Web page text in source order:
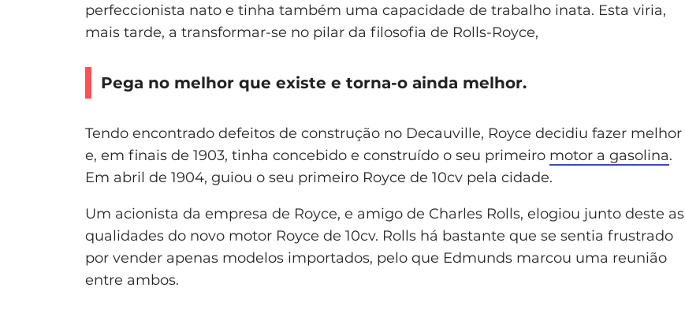
perfeccionista nato e tinha também uma capacidade de trabalho inata. Esta viria,
mais tarde, a transformar-se no pilar da filosofia de Rolls-Royce,
Pega no melhor que existe e torna-o ainda melhor.
Tendo encontrado defeitos de construção no Decauville, Royce decidiu fazer melhor
e, em finais de 1903, tinha concebido e construído o seu primeiro motor a gasolina.
Em abril de 1904, guiou o seu primeiro Royce de 10cv pela cidade.
Um acionista da empresa de Royce, e amigo de Charles Rolls, elogiou junto deste as
qualidades do novo motor Royce de 10cv. Rolls há bastante que se sentia frustrado
por vender apenas modelos importados, pelo que Edmunds marcou uma reunião
entre ambos.